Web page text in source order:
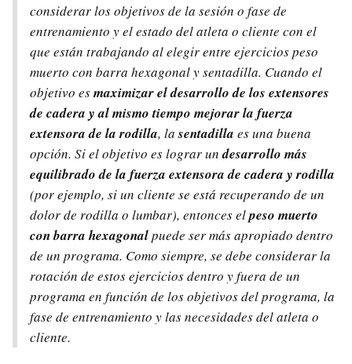
considerar los objetivos de la sesión o fase de
entrenamiento y el estado del atleta o cliente con el
que están trabajando al elegir entre ejercicios peso
muerto con barra hexagonal y sentadilla. Cuando el
objetivo esmaximizar el desarrollo de los extensores
de cadera y al mismo tiempo mejorar la fuerza
extensora de la rodilla, lasentadilla es una buena
opción. Si el objetivo es lograr undesarrollo más
equilibrado de la fuerza extensora de cadera y rodilla
(por ejemplo, si un cliente se está recuperando de un
dolor de rodilla o lumbar), entonces elpeso muerto
con barra hexagonalpuede ser más apropiado dentro
de un programa. Como siempre, se debe considerar la
rotación de estos ejercicios dentro y fuera de un
programa en función de los objetivos del programa, la
fase de entrenamiento y las necesidades del atleta o
cliente.